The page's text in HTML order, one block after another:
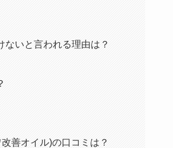
いと言われる理由は？
善オイル)の口コミは？